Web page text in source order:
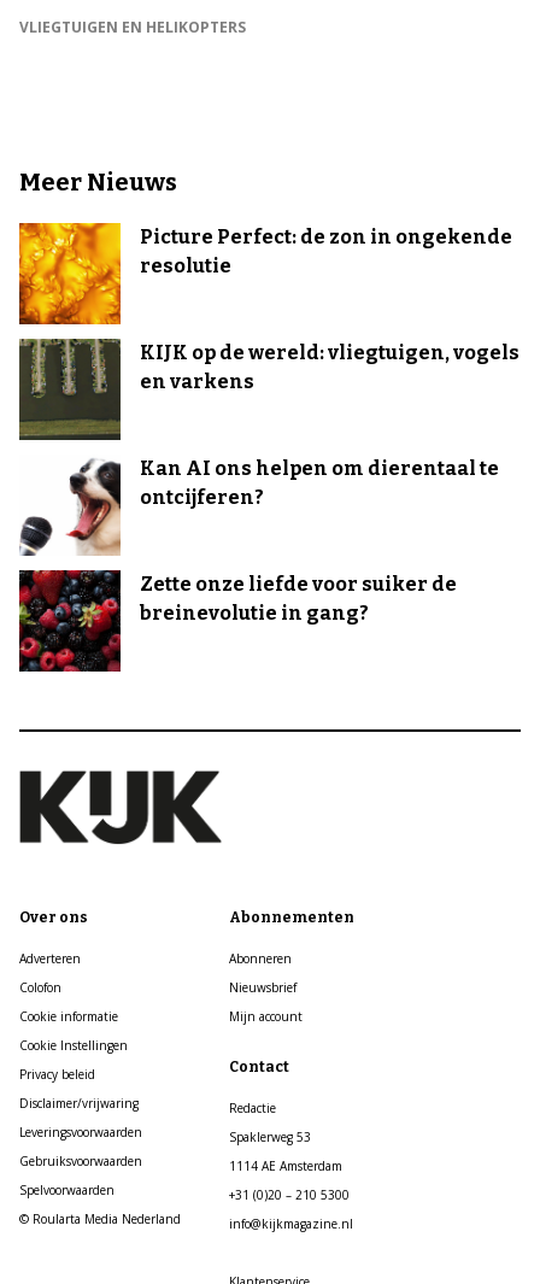
VLIEGTUIGEN EN HELIKOPTERS
Meer Nieuws
Picture Perfect: de zon in ongekende
resolutie
KIJK op de wereld: vliegtuigen, vogels
en varkens
Kan AI ons helpen om dierentaal te
ontcijferen?
Zette onze liefde voor suiker de
breinevolutie in gang?
Over ons
Adverteren
Colofon
Cookie informatie
Cookie Instellingen
Privacy beleid
Disclaimer/vrijwaring
Leveringsvoorwaarden
Gebruiksvoorwaarden
Spelvoorwaarden
© Roularta Media Nederland
Abonnementen
Abonneren
Nieuwsbrief
Mijn account
Contact
Redactie
Spaklerweg 53
1114 AE Amsterdam
+31 (0)20 – 210 5300
info@kijkmagazine.nl